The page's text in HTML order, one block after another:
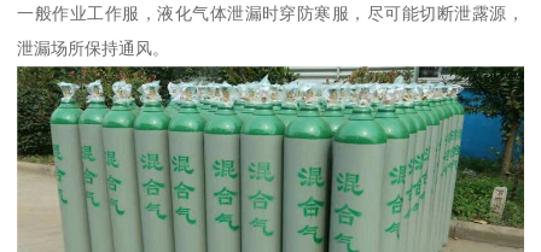
一般作业工作服，液化气体泄漏时穿防寒服，尽可能切断泄露源，
泄漏场所保持通风。